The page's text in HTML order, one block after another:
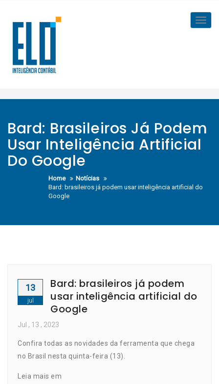
content
Bard: Brasileiros Já Podem
Usar Inteligência Artificial
Do Google
Home
Notícias
Bard: brasileiros já podem usar inteligência artificial do
Google
13
jul
Bard: brasileiros já podem
usar inteligência artificial do
Google
Jul , 13 , 2023
Confira todas as novidades da ferramenta que chega
no Brasil nesta quinta-feira (13).
Leia mais em